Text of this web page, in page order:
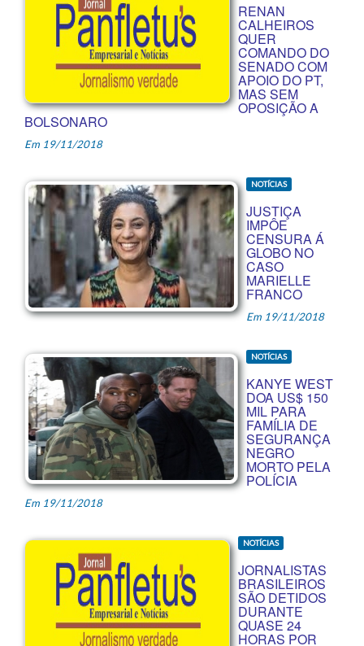
RENAN
CALHEIROS
QUER
COMANDO DO
SENADO COM
APOIO DO PT,
MAS SEM
OPOSIÇÃO A
BOLSONARO
Em 19/11/2018
NOTÍCIAS
JUSTIÇA
IMPÔE
CENSURA Á
GLOBO NO
CASO
MARIELLE
FRANCO
Em 19/11/2018
NOTÍCIAS
KANYE WEST
DOA US$ 150
MIL PARA
FAMÍLIA DE
SEGURANÇA
NEGRO
MORTO PELA
POLÍCIA
Em 19/11/2018
NOTÍCIAS
JORNALISTAS
BRASILEIROS
SÃO DETIDOS
DURANTE
QUASE 24
HORAS POR